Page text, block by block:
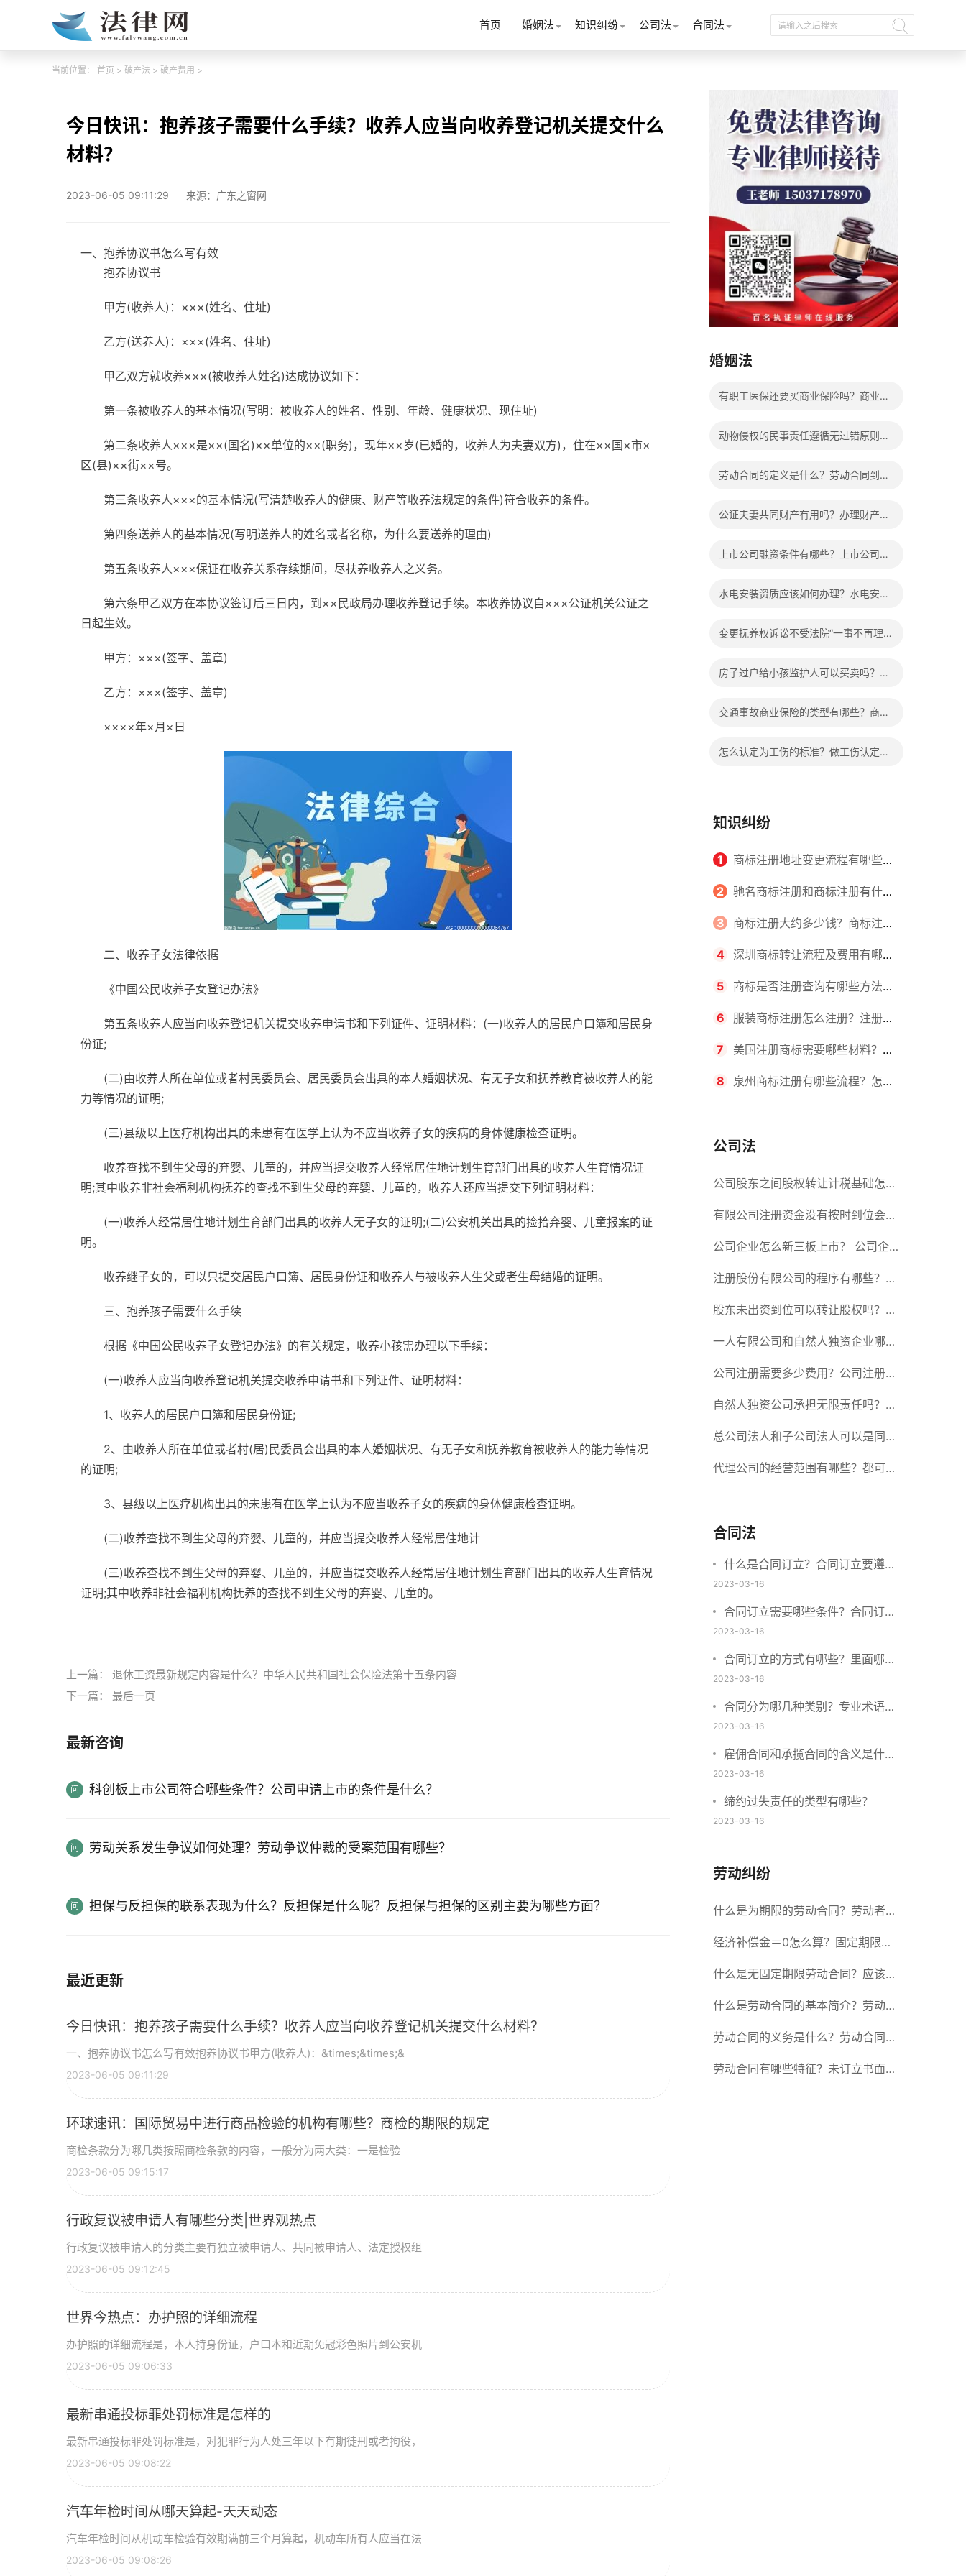
首页 婚姻法 知识纠纷 公司法 合同法
当前位置： 首页 > 破产法 > 破产费用 >
今日快讯：抱养孩子需要什么手续？收养人应当向收养登记机关提交什么
材料？
2023-06-05 09:11:29 来源：广东之窗网
一、抱养协议书怎么写有效
抱养协议书
甲方(收养人)：×××(姓名、住址)
乙方(送养人)：×××(姓名、住址)
甲乙双方就收养×××(被收养人姓名)达成协议如下：
第一条被收养人的基本情况(写明：被收养人的姓名、性别、年龄、健康状况、现住址)
第二条收养人×××是××(国名)××单位的××(职务)，现年××岁(已婚的，收养人为夫妻双方)，住在××国×市×
区(县)××街××号。
第三条收养人×××的基本情况(写清楚收养人的健康、财产等收养法规定的条件)符合收养的条件。
第四条送养人的基本情况(写明送养人的姓名或者名称，为什么要送养的理由)
第五条收养人×××保证在收养关系存续期间，尽扶养收养人之义务。
第六条甲乙双方在本协议签订后三日内，到××民政局办理收养登记手续。本收养协议自×××公证机关公证之
日起生效。
甲方：×××(签字、盖章)
乙方：×××(签字、盖章)
××××年×月×日
二、收养子女法律依据
《中国公民收养子女登记办法》
第五条收养人应当向收养登记机关提交收养申请书和下列证件、证明材料：(一)收养人的居民户口簿和居民身
份证;
(二)由收养人所在单位或者村民委员会、居民委员会出具的本人婚姻状况、有无子女和抚养教育被收养人的能
力等情况的证明;
(三)县级以上医疗机构出具的未患有在医学上认为不应当收养子女的疾病的身体健康检查证明。
收养查找不到生父母的弃婴、儿童的，并应当提交收养人经常居住地计划生育部门出具的收养人生育情况证
明;其中收养非社会福利机构抚养的查找不到生父母的弃婴、儿童的，收养人还应当提交下列证明材料：
(一)收养人经常居住地计划生育部门出具的收养人无子女的证明;(二)公安机关出具的捡拾弃婴、儿童报案的证
明。
收养继子女的，可以只提交居民户口簿、居民身份证和收养人与被收养人生父或者生母结婚的证明。
三、抱养孩子需要什么手续
根据《中国公民收养子女登记办法》的有关规定，收养小孩需办理以下手续：
(一)收养人应当向收养登记机关提交收养申请书和下列证件、证明材料：
1、收养人的居民户口簿和居民身份证;
2、由收养人所在单位或者村(居)民委员会出具的本人婚姻状况、有无子女和抚养教育被收养人的能力等情况
的证明;
3、县级以上医疗机构出具的未患有在医学上认为不应当收养子女的疾病的身体健康检查证明。
(二)收养查找不到生父母的弃婴、儿童的，并应当提交收养人经常居住地计
(三)收养查找不到生父母的弃婴、儿童的，并应当提交收养人经常居住地计划生育部门出具的收养人生育情况
证明;其中收养非社会福利机构抚养的查找不到生父母的弃婴、儿童的。
上一篇： 退休工资最新规定内容是什么？中华人民共和国社会保险法第十五条内容
下一篇： 最后一页
最新咨询
科创板上市公司符合哪些条件？公司申请上市的条件是什么？
劳动关系发生争议如何处理？劳动争议仲裁的受案范围有哪些？
担保与反担保的联系表现为什么？反担保是什么呢？反担保与担保的区别主要为哪些方面？
最近更新
今日快讯：抱养孩子需要什么手续？收养人应当向收养登记机关提交什么材料？
一、抱养协议书怎么写有效抱养协议书甲方(收养人)：&times;&times;&
2023-06-05 09:11:29
环球速讯：国际贸易中进行商品检验的机构有哪些？商检的期限的规定
商检条款分为哪几类按照商检条款的内容，一般分为两大类：一是检验
2023-06-05 09:15:17
行政复议被申请人有哪些分类|世界观热点
行政复议被申请人的分类主要有独立被申请人、共同被申请人、法定授权组
2023-06-05 09:12:45
世界今热点：办护照的详细流程
办护照的详细流程是，本人持身份证，户口本和近期免冠彩色照片到公安机
2023-06-05 09:06:33
最新串通投标罪处罚标准是怎样的
最新串通投标罪处罚标准是，对犯罪行为人处三年以下有期徒刑或者拘役，
2023-06-05 09:08:22
汽车年检时间从哪天算起-天天动态
汽车年检时间从机动车检验有效期满前三个月算起，机动车所有人应当在法
2023-06-05 09:08:26
婚姻法
有职工医保还要买商业保险吗？商业保
动物侵权的民事责任遵循无过错原则
劳动合同的定义是什么？劳动合同到期
公证夫妻共同财产有用吗？办理财产公
上市公司融资条件有哪些？上市公司怎
水电安装资质应该如何办理？水电安装
变更抚养权诉讼不受法院“一事不再理”
房子过户给小孩监护人可以买卖吗？房
交通事故商业保险的类型有哪些？商业
怎么认定为工伤的标准？做工伤认定期
知识纠纷
1 商标注册地址变更流程有哪些？
怎么提交申请书件？
2 驰名商标注册和商标注册有什么
区别？
3 商标注册大约多少钱？商标注册
查询的方式有哪些？
4 深圳商标转让流程及费用有哪些
要求？商标转让所需时间是多久？
5 商标是否注册查询有哪些方法？
有哪些步骤？
6 服装商标注册怎么注册？注册商
标流程有哪些？
7 美国注册商标需要哪些材料？美
国商标办理流程有哪些？
8 泉州商标注册有哪些流程？怎么
公司法
公司股东之间股权转让计税基础怎么
确认？公司股东之间的股权转让要符
合什么要件？
有限公司注册资金没有按时到位会怎
么样？股份有限公司设立的注册条件
公司企业怎么新三板上市？ 公司企
业新三板上市的流程
注册股份有限公司的程序有哪些？注
册股份有限公司需要提交哪些材料？
股东未出资到位可以转让股权吗？股
东未出资到位能否分红？
一人有限公司和自然人独资企业哪个
好？一人公司设立条件有哪些？
公司注册需要多少费用？公司注册需
要准备什么材料？
自然人独资公司承担无限责任吗？有
限责任公司与有限责任公司的区别
总公司法人和子公司法人可以是同一
个人吗？总公司更名分公司需要更改
代理公司的经营范围有哪些？都可以
合同法
什么是合同订立？合同订立要遵守
什么原则？订立方式有哪些？
2023-03-16
合同订立需要哪些条件？合同订立
与合同成立有什么不同？
2023-03-16
合同订立的方式有哪些？里面哪些
内容、细节条款需要载明？
2023-03-16
合同分为哪几种类别？专业术语分
别是什么？
2023-03-16
雇佣合同和承揽合同的含义是什
么？怎么区分雇佣合同和承揽合
同？
2023-03-16
缔约过失责任的类型有哪些？
2023-03-16
劳动纠纷
什么是为期限的劳动合同？劳动者解
除合同的15种情形
经济补偿金＝0怎么算？固定期限劳
动合同又称什么？
什么是无固定期限劳动合同？应该怎
么解除或终止劳动合同？
什么是劳动合同的基本简介？劳动合
同的形式
劳动合同的义务是什么？劳动合同应
具备哪些条款？
劳动合同有哪些特征？未订立书面劳